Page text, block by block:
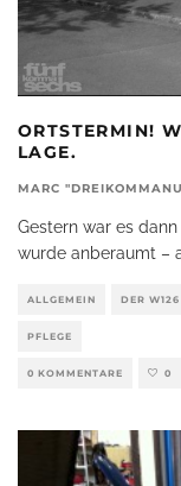
ORTSTERMIN!
LAGE.
MARC
Gestern war es
wurde anberaumt –
ALLGEMEIN DER W126
PFLEGE
0 KOMMENTARE 0